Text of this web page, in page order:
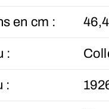
en cm :
:
: